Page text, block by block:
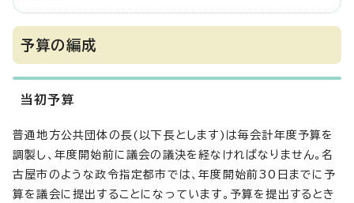
予算の編成
当初予算
普通地方公共団体の長(以下長とします)は毎会計年度予算を
調製し、年度開始前に議会の議決を経なければなりません。名
古屋市のような政令指定都市では、年度開始前30日までに予
算を議会に提出することになっています。予算を提出するとき